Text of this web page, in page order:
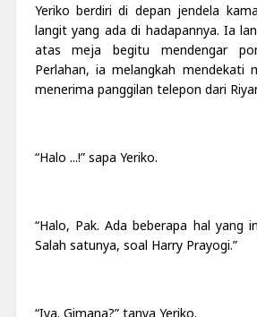
Yeriko berdiri di depan jendela
langit yang ada di hadapannya. Ia
atas meja begitu mendengar
Perlahan, ia melangkah mendekati
menerima panggilan telepon dari
“Halo ...!” sapa Yeriko.
“Halo, Pak.Ada beberapa hal yang
Salah satunya, soal Harry Prayogi.”
“Iya. Gimana?” tanya Yeriko.